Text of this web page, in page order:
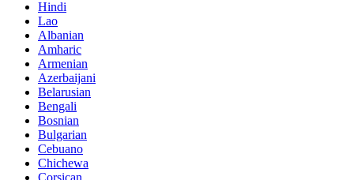
Hindi
Lao
Albanian
Amharic
Armenian
Azerbaijani
Belarusian
Bengali
Bosnian
Bulgarian
Cebuano
Chichewa
Corsican